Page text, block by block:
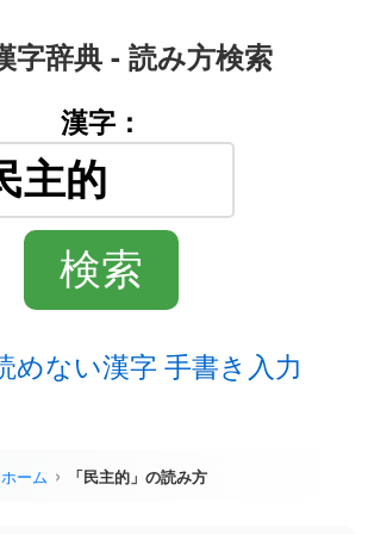
字辞典 - 読み方検索
漢字：
めない漢字 手書き入力
ホーム 「民主的」の読み方